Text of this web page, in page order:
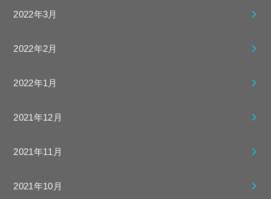
2022年3月
2022年2月
2022年1月
2021年12月
2021年11月
2021年10月